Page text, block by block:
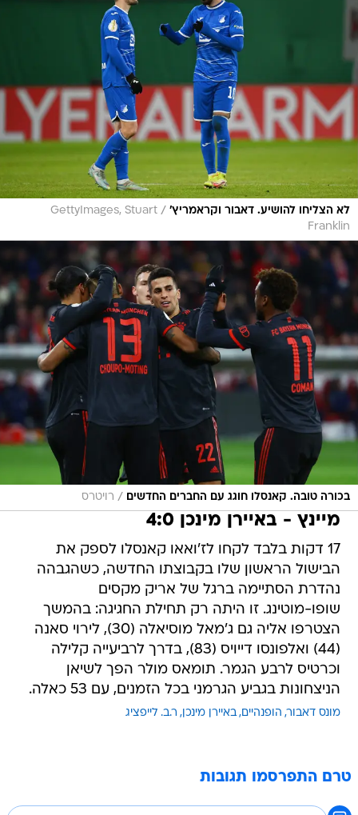
לא הצליחו להושיע. דאבור וקראמריץ' /
GettyImages, Stuart
Franklin
בכורה טובה. קאנסלו חוגג עם החברים החדשים / רויטרס
מיינץ - באיירן מינכן 4:0
17 דקות בלבד לקחו לז'ואאו קאנסלו לספק את
הבישול הראשון שלו בקבוצתו החדשה, כשהגבהה
נהדרת הסתיימה ברגל של אריק מקסים
שופו-מוטינג. זו היתה רק תחילת החגיגה: בהמשך
הצטרפו אליה גם ג'מאל מוסיאלה (30), לירוי סאנה
(44) ואלפונסו דייויס (83), בדרך לרביעייה קלילה
וכרטיס לרבע הגמר. תומאס מולר הפך לשיאן
הניצחונות בגביע הגרמני בכל הזמנים, עם 53 כאלה.
מונס דאבור הופנהיים באיירן מינכן ר.ב. לייפציג
טרם התפרסמו תגובות